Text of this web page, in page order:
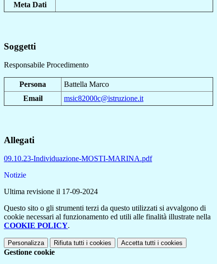
Meta Dati
Soggetti
Responsabile Procedimento
Persona
Battella Marco
Email
msic82000c@istruzione.it
Allegati
09.10.23-Individuazione-MOSTI-MARINA.pdf
Notizie
Ultima revisione il 17-09-2024
Questo sito o gli strumenti terzi da questo utilizzati si avvalgono di
cookie necessari al funzionamento ed utili alle finalità illustrate nella
COOKIE POLICY.
Personalizza Rifiuta tutti i cookies Accetta tutti i cookies
Gestione cookie